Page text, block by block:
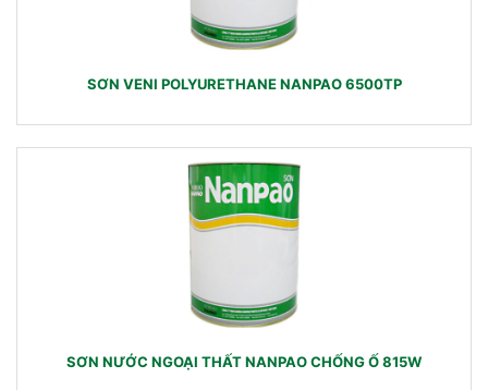
SƠN VENI POLYURETHANE NANPAO 6500TP
SƠN NƯỚC NGOẠI THẤT NANPAO CHỐNG Ố 815W